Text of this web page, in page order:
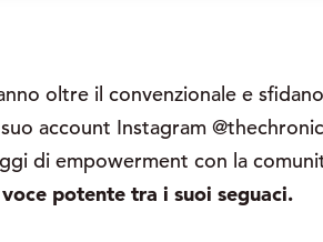
oltre il convenzionale e
account Instagram
di empowerment con la
potente tra i suoi seguaci.